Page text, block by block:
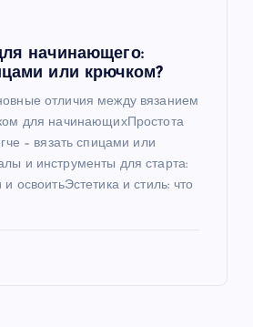
начинающего:
или крючком?
отличия между вязанием
для начинающихПростота
– вязать спицами или
и инструменты для старта:
освоитьЭстетика и стиль: что